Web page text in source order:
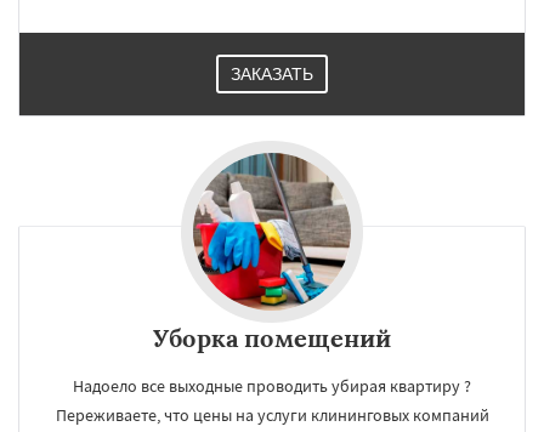
ЗАКАЗАТЬ
Уборка помещений
Надоело все выходные проводить убирая квартиру ?
Переживаете, что цены на услуги клининговых компаний